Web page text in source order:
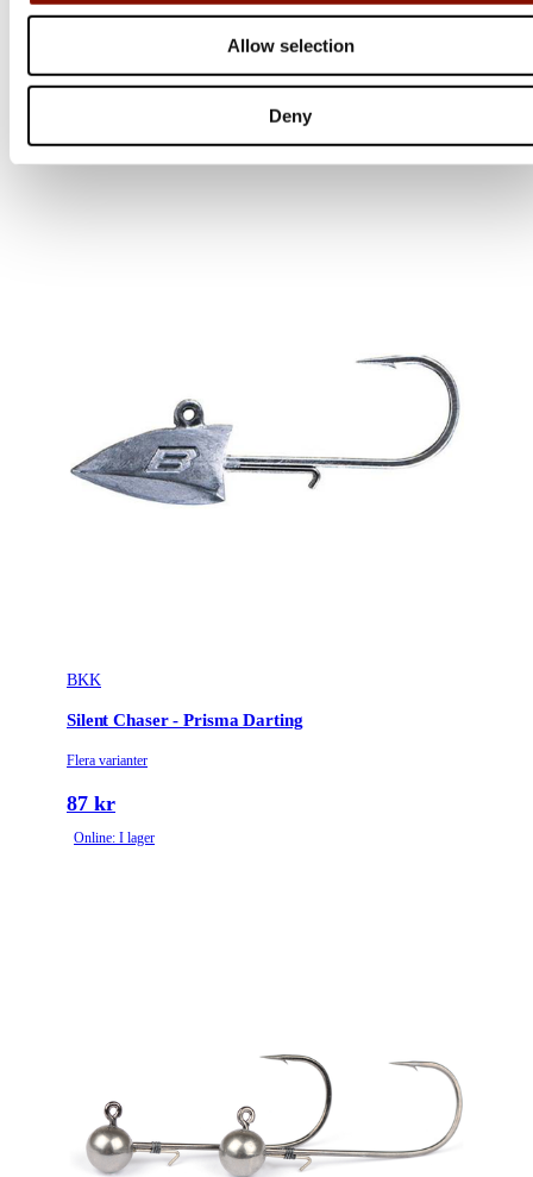
Allow selection
Deny
Flera varianter
Online: I lager
BKK
Silent Chaser - Prisma Darting
Flera varianter
87 kr
Online: I lager